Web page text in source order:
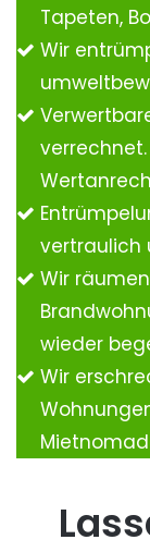
Tapeten,
Wir
vertraulich
Wir
wieder
Wir